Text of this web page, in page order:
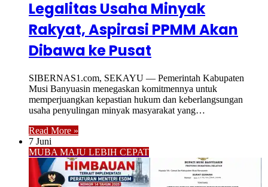
Legalitas Usaha Minyak
Rakyat, Aspirasi PPMM Akan
Dibawa ke Pusat
SIBERNAS1.com, SEKAYU — Pemerintah Kabupaten
Musi Banyuasin menegaskan komitmennya untuk
memperjuangkan kepastian hukum dan keberlangsungan
usaha penyulingan minyak masyarakat yang…
Read More »
7 Juni
MUBA MAJU LEBIH CEPAT